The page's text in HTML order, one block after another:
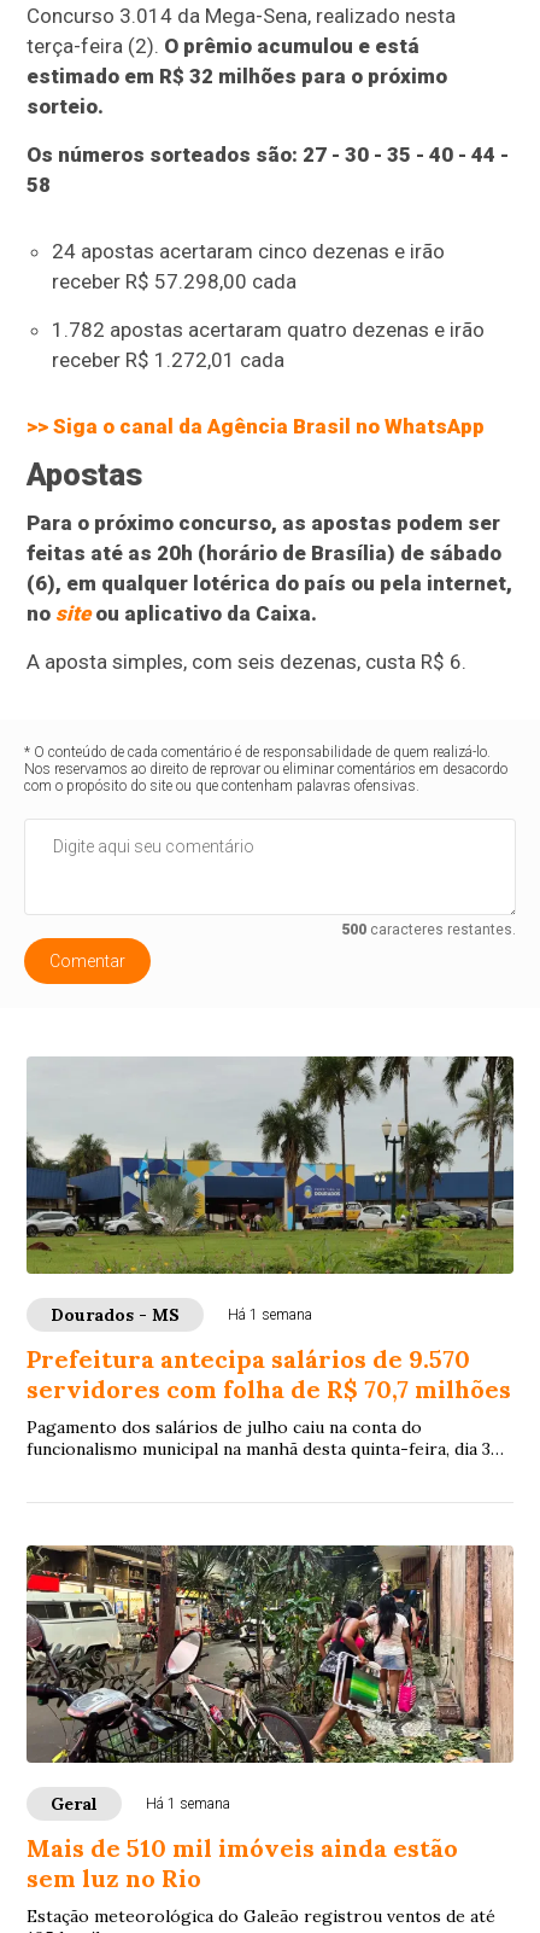
Concurso 3.014 da Mega-Sena, realizado nesta
terça-feira (2). O prêmio acumulou e está
estimado em R$ 32 milhões para o próximo
sorteio.
Os números sorteados são: 27 - 30 - 35 - 40 - 44 -
58
24 apostas acertaram cinco dezenas e irão
receber R$ 57.298,00 cada
1.782 apostas acertaram quatro dezenas e irão
receber R$ 1.272,01 cada
>> Siga o canal daAgência Brasil no WhatsApp
Apostas
Para o próximo concurso, as apostas podem ser
feitas até as 20h (horário de Brasília) de sábado
(6), em qualquer lotérica do país ou pela internet,
no site ou aplicativo da Caixa.
A aposta simples, com seis dezenas, custa R$ 6.
* O conteúdo de cada comentário é de responsabilidade de quem realizá-lo.
Nos reservamos ao direito de reprovar ou eliminar comentários em desacordo
com o propósito do site ou que contenham palavras ofensivas.
500caracteres restantes.
Comentar
Dourados - MS Há 1 semana
Prefeitura antecipa salários de 9.570
servidores com folha de R$ 70,7 milhões
Pagamento dos salários de julho caiu na conta do
funcionalismo municipal na manhã desta quinta-feira, dia 30
Geral Há 1 semana
Mais de 510 mil imóveis ainda estão
sem luz no Rio
Estação meteorológica do Galeão registrou ventos de até